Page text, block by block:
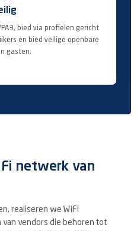
bied via profielen gericht
en bied veilige openbare
gasten.
netwerk van
realiseren we WiFi
vendors die behoren tot